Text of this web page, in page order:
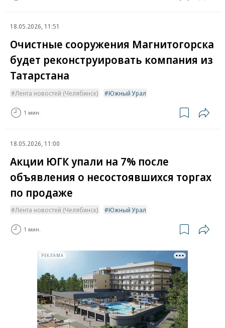
18.05.2026, 11:51
Очистные сооружения Магнитогорска
будет реконструировать компания из
Татарстана
Лента новостей (Челябинск) Южный Урал
1 мин.
18.05.2026, 11:00
Акции ЮГК упали на 7% после
объявления о несостоявшихся торгах
по продаже
Лента новостей (Челябинск) Южный Урал
1 мин.
РЕКЛАМА